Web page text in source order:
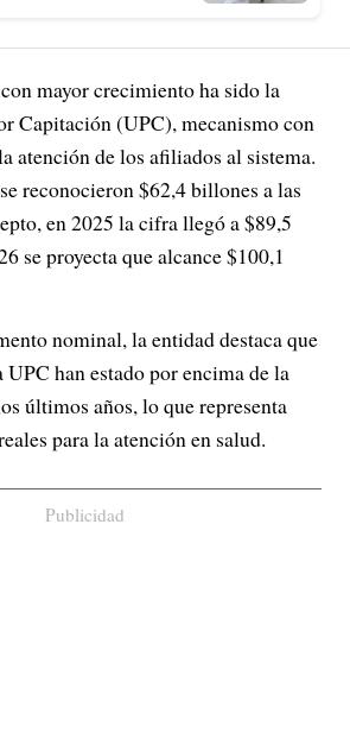
mayor crecimiento ha sido la
Capitación (UPC), mecanismo con
atención de los afiliados al sistema.
reconocieron $62,4 billones a las
en 2025 la cifra llegó a $89,5
se proyecta que alcance $100,1
nominal, la entidad destaca que
UPC han estado por encima de la
últimos años, lo que representa
para la atención en salud.
Publicidad